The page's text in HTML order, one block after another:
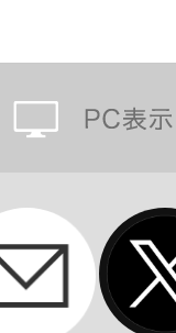
ストをもと
の造形な
能で、取
Tシャツ姿